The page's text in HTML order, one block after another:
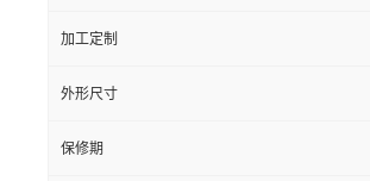
加工定制
外形尺寸
保修期